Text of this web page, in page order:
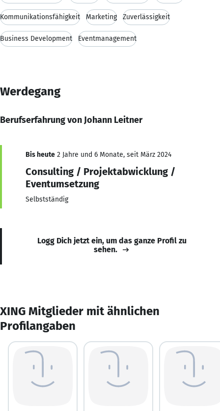
Kommunikationsfähigkeit Marketing Zuverlässigkeit
Business Development Eventmanagement
Werdegang
Berufserfahrung von Johann Leitner
Bis heute 2 Jahre und 6 Monate, seit März 2024
Consulting / Projektabwicklung /
Eventumsetzung
Selbstständig
Logg Dich jetzt ein, um das ganze Profil zu
sehen.
XING Mitglieder mit ähnlichen
Profilangaben